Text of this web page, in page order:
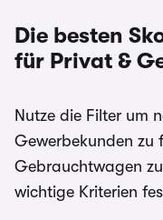
Die besten
für Privat &
Nutze die Filter um
Gewerbekunden zu
Gebrauchtwagen
wichtige Kriterien